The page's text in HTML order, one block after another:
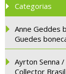
Categorias
Anne Geddes
Guedes
Ayrton Senna
Collector